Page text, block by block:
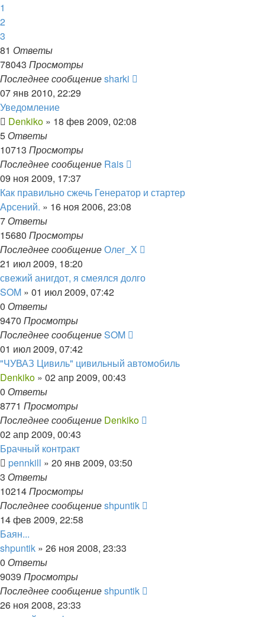
1
2
3
81 Ответы
78043 Просмотры
Последнее сообщениеsharki
07 янв 2010, 22:29
Уведомление
Denkiko » 18 фев 2009, 02:08
5 Ответы
10713 Просмотры
Последнее сообщение Rais
09 ноя 2009, 17:37
Как правильно сжечь Генератор и стартер
Арсений. » 16 ноя 2006, 23:08
7 Ответы
15680 Просмотры
Последнее сообщениеОлег_Х
21 июл 2009, 18:20
свежий анигдот, я смеялся долго
SOM » 01 июл 2009, 07:42
0 Ответы
9470 Просмотры
Последнее сообщениеSOM
01 июл 2009, 07:42
"ЧУВАЗ Цивиль" цивильный автомобиль
Denkiko » 02 апр 2009, 00:43
0 Ответы
8771 Просмотры
Последнее сообщение Denkiko
02 апр 2009, 00:43
Брачный контракт
pennkill » 20 янв 2009, 03:50
3 Ответы
10214Просмотры
Последнее сообщениеshpuntik
14 фев 2009, 22:58
Баян...
shpuntik » 26 ноя 2008, 23:33
0 Ответы
9039 Просмотры
Последнее сообщениеshpuntik
26 ноя 2008, 23:33